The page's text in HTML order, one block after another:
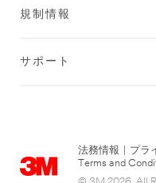
規制情報
サポート
法務情報 プラ
Terms and